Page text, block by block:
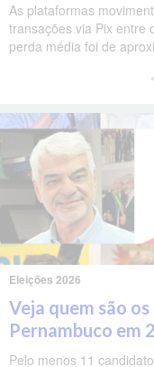
As plataformas
transações via Pix entre
perda média foi de
Eleições 2026
Veja quem são
Pernambuco em
Pelo menos 11